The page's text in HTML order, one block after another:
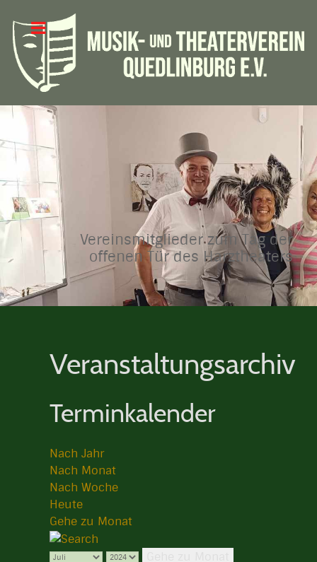
Vereinsmitglieder zum Tag der
offenen Tür des Harztheaters
Veranstaltungsarchiv
Terminkalender
Nach Jahr
Nach Monat
Nach Woche
Heute
Gehe zu Monat